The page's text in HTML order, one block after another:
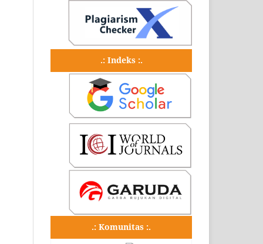
.: Indeks :.
.: Komunitas :.